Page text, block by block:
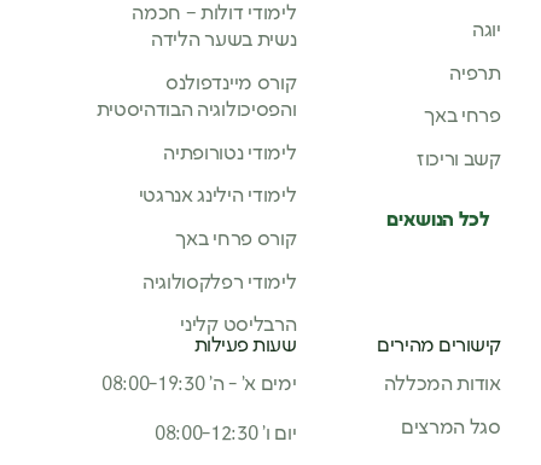
יוגה
תרפיה
פרחי באך
קשב וריכוז
לכל הנושאים
לימודי דולות – חכמה
נשית בשער הלידה
קורס מיינדפולנס
והפסיכולוגיה הבודהיסטית
לימודי נטורופתיה
לימודי הילינג אנרגטי
קורס פרחי באך
לימודי רפלקסולוגיה
הרבליסט קליני
קישורים מהירים
אודות המכללה
סגל המרצים
שעות פעילות
ימים א’ - ה’ 08:00-19:30
יום ו’ 08:00-12:30